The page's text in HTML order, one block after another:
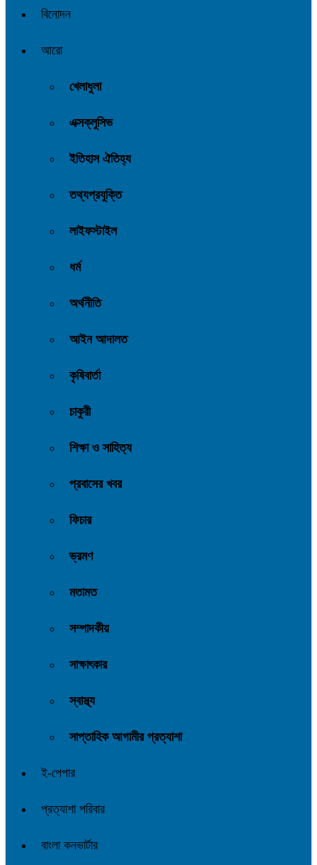
বিনোদন
আরো
খেলাধুলা
এক্সক্লুসিভ
ইতিহাস ঐতিহ্য
তথ্যপ্রযুক্তি
লাইফস্টাইল
ধর্ম
অর্থনীতি
আইন আদালত
কৃষিবার্তা
চাকুরী
শিক্ষা ও সাহিত্য
প্রবাসের খবর
ফিচার
ভ্রমণ
মতামত
সম্পাদকীয়
সাক্ষাৎকার
স্বাস্থ্য
সাপ্তাহিক আগামীর প্রত্যাশা
ই-পেপার
প্রত্যাশা পরিবার
বাংলা কনভার্টার